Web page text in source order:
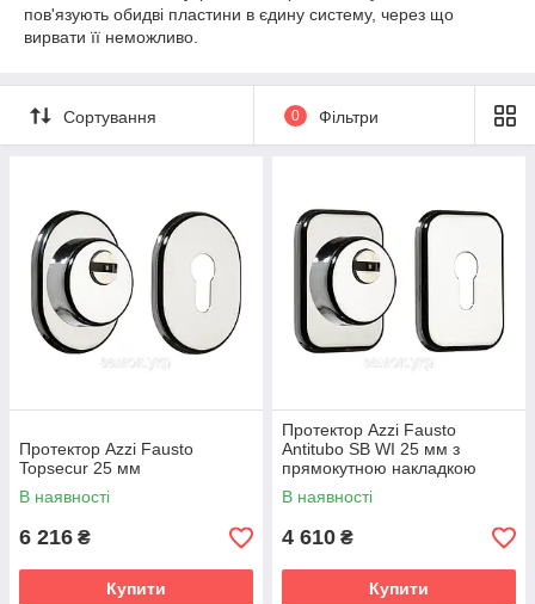
пов'язують обидві пластини в єдину систему, через що
вирвати її неможливо.
Сортування 0 Фільтри
Протектор Azzi Fausto
Topsecur 25 мм
В наявності
6 216 ₴
Купити
Протектор Azzi Fausto
Antitubo SB WI 25 мм з
прямокутною накладкою
В наявності
4 610 ₴
Купити